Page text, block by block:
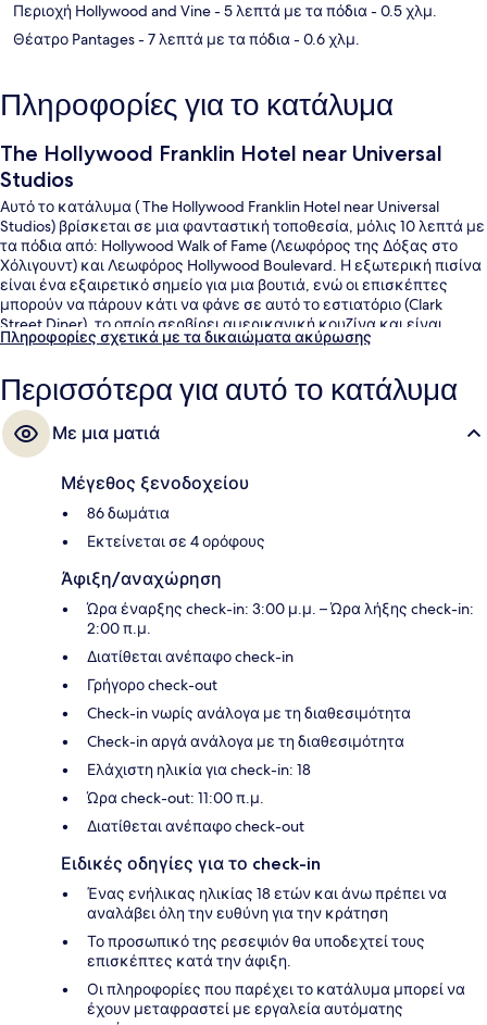
Περιοχή Hollywood and Vine- 5 λεπτά με τα πόδια- 0.5 χλμ.
Θέατρο Pantages- 7 λεπτά με τα πόδια- 0.6 χλμ.
Πληροφορίες για το κατάλυμα
The Hollywood Franklin Hotel near Universal
Studios
Αυτό το κατάλυμα ( The Hollywood Franklin Hotel near Universal
Studios) βρίσκεται σε μια φανταστική τοποθεσία, μόλις 10 λεπτά με
τα πόδια από: Hollywood Walk of Fame (Λεωφόρος της Δόξας στο
Χόλιγουντ) και Λεωφόρος Hollywood Boulevard. Η εξωτερική πισίνα
είναι ένα εξαιρετικό σημείο για μια βουτιά, ενώ οι επισκέπτες
μπορούν να πάρουν κάτι να φάνε σε αυτό το εστιατόριο (Clark
Street Diner), το οποίο σερβίρει αμερικανική κουζίνα και είναι
ανοικτό για πρωινό και μεσημεριανό. Αυτό το ξενοδοχείο (στυλ Αρ
σνακ/ντελικατέσεν. Άλλοι ταξιδιώτες λατρεύουν την πισίνα και το
εξυπηρετικό προσωπικό. Το κατάλυμα βρίσκεται πολύ κοντά με τα
πόδια από τα μέσα μαζικής μεταφοράς: το σημείο επιβίβασης
Σταθμός Hollywood - Vine Station βρίσκεται σε απόσταση 7 λεπτών.
Πληροφορίες σχετικά με τα δικαιώματα ακύρωσης
Περισσότερα για αυτό το κατάλυμα
Με μια ματιά
Μέγεθος ξενοδοχείου
86 δωμάτια
Εκτείνεται σε 4 ορόφους
Άφιξη/αναχώρηση
Ώρα έναρξης check-in: 3:00 μ.μ. – Ώρα λήξης check-in:
2:00 π.μ.
Διατίθεται ανέπαφο check-in
Γρήγορο check-out
Check-in νωρίς ανάλογα με τη διαθεσιμότητα
Check-in αργά ανάλογα με τη διαθεσιμότητα
Ελάχιστη ηλικία για check-in: 18
Ώρα check-out: 11:00 π.μ.
Διατίθεται ανέπαφο check-out
Ειδικές οδηγίες για το check-in
Ένας ενήλικας ηλικίας 18 ετών και άνω πρέπει να
αναλάβει όλη την ευθύνη για την κράτηση
Το προσωπικό της ρεσεψιόν θα υποδεχτεί τους
επισκέπτες κατά την άφιξη.
Οι πληροφορίες που παρέχει το κατάλυμα μπορεί να
έχουν μεταφραστεί με εργαλεία αυτόματης